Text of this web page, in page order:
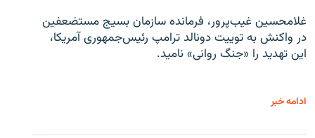
غلامحسین غیب‌پرور، فرمانده سازمان بسیج مستضعفین
در واکنش به توییت دونالد ترامپ رئیس‌جمهوری آمریکا،
این تهدید را «جنگ روانی» نامید.
ادامه خبر